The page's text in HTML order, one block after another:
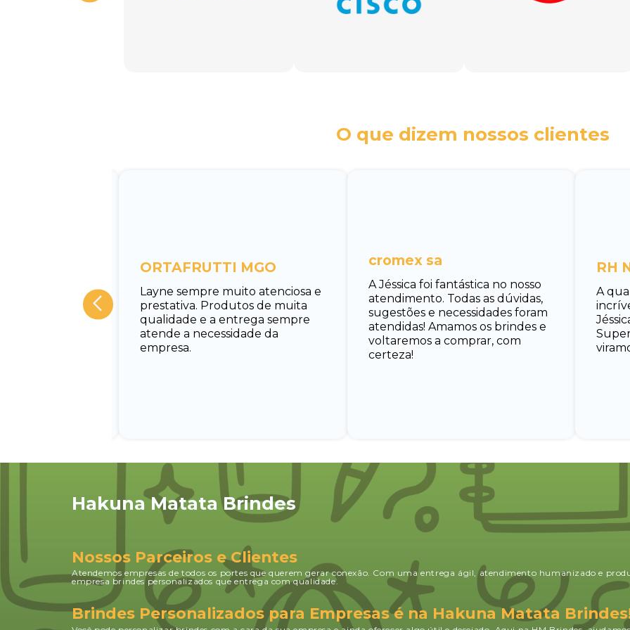
O que dizem nossos clientes
muito
e rápido em
Layne sempre muito atenciosa e
prestativa. Produtos de muita
qualidade e a entrega sempre
atende a necessidade da
empresa.
ORTAFRUTTI MGO
A Jéssica foi fantástica no nosso
atendimento. Todas as dúvidas,
sugestões e necessidades foram
atendidas! Amamos os brindes e
voltaremos a comprar, com
certeza!
cromex sa
A
RH
Hakuna Matata Brindes
Nossos Parceiros e Clientes
Atendemos empresas de todos os portes que querem gerar conexão. Com uma entrega ágil, atendimento humanizado e
empresa brindes personalizados que entrega com qualidade.
Brindes Personalizados para Empresas é na Hakuna Matata